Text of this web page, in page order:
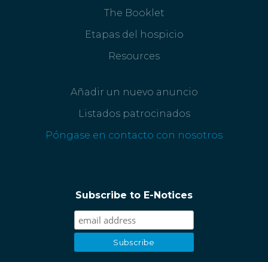
The Booklet
Etapas del hospicio
Resources
Añadir un nuevo anuncio
Listados patrocinados
Póngase en contacto con nosotros
Subscribe to E-Notices